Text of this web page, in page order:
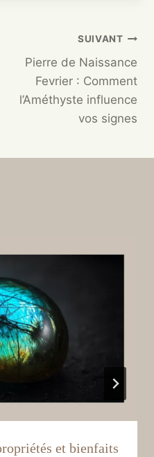
SUIVANT
Pierre de Naissance
Fevrier : Comment
l’Améthyste influence
vos signes
et bienfaits